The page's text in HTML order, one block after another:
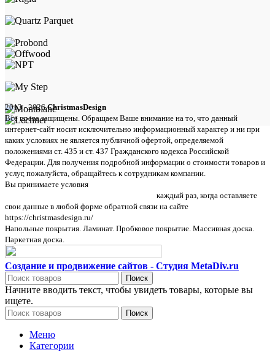
2013 - 2026ChristmasDesign
Все права защищены. Обращаем Ваше внимание на то, что данный
интернет-сайт носит исключительно информационный характер и ни при
каких условиях не является публичной офертой, определяемой
положениями ст. 435 и ст. 437 Гражданского кодекса Российской
Федерации. Для получения подробной информации о стоимости товаров и
услуг, пожалуйста, обращайтесь к сотрудникам компании.
Вы принимаете условия
каждый раз, когда оставляете
свои данные в любой форме обратной связи на сайте
https://christmasdesign.ru/
Напольные покрытия. Ламинат. Пробковое покрытие. Массивная доска.
Паркетная доска.
Создание и продвижение сайтов - Студия MetaDiv.ru
Поиск
Начните вводить текст, чтобы увидеть товары, которые вы
ищете.
Поиск
Меню
Категории